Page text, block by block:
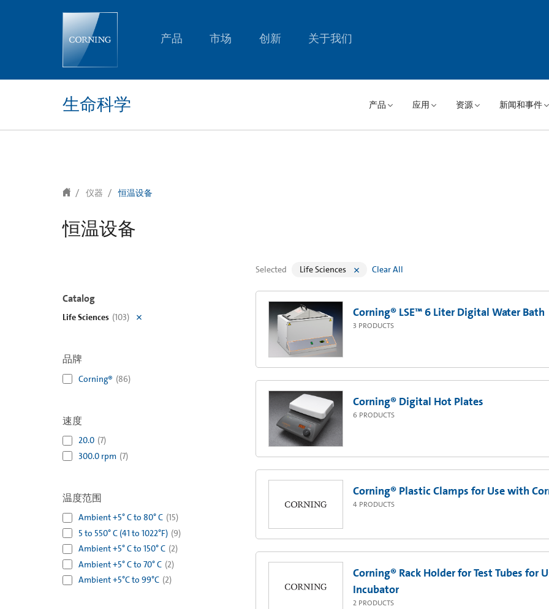
产品 市场 创新 关于我们
生命科学 产品 应用 资源 新闻和事件
仪器 恒温设备
恒温设备
Catalog
Life Sciences (103)
品牌
Corning® (86)
速度
20.0 (7)
300.0 rpm (7)
温度范围
Ambient +5° C to 80° C (15)
5 to 550° C (41 to 1022°F) (9)
Ambient +5° C to 150° C (2)
Ambient +5° C to 70° C (2)
Ambient +5°C to 99°C (2)
Selected Life Sciences Clear All
Corning® LSE™ 6 Liter Digital Water Bath
3 PRODUCTS
Corning® Digital Hot Plates
6 PRODUCTS
Corning® Plastic Clamps for Use with
4 PRODUCTS
Corning® Rack Holder for Test Tubes for
Incubator
2 PRODUCTS